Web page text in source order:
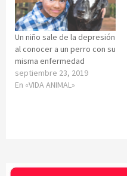
Un niño sale de la depresión
al conocer a un perro con su
misma enfermedad
septiembre 23, 2019
En «VIDA ANIMAL»